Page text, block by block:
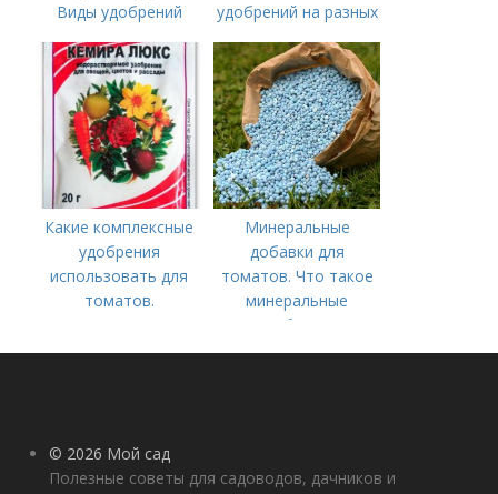
Виды удобрений
удобрений на разных
помидоров
Какие комплексные
удобрения
использовать для
томатов.
комплексные
Минеральные
добавки для
томатов. Что такое
минеральные
удобрения
© 2026 Мой сад
Полезные советы для садоводов, дачников и